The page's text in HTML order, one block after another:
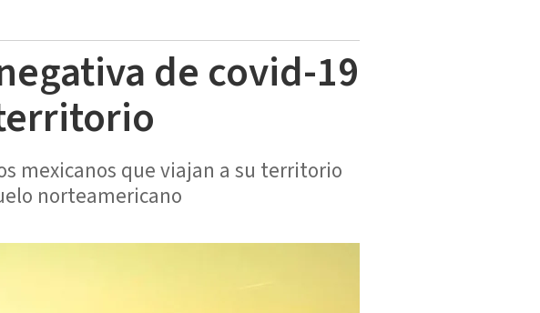
de covid-19
mexicanos que viajan a su territorio
norteamericano